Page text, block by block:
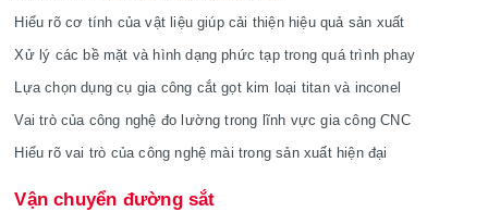
Hiểu rõ cơ tính của vật liệu giúp cải thiện hiệu quả sản xuất
Xử lý các bề mặt và hình dạng phức tạp trong quá trình phay
Lựa chọn dụng cụ gia công cắt gọt kim loại titan và inconel
Vai trò của công nghệ đo lường trong lĩnh vực gia công CNC
Hiểu rõ vai trò của công nghệ mài trong sản xuất hiện đại
Vận chuyển đường sắt